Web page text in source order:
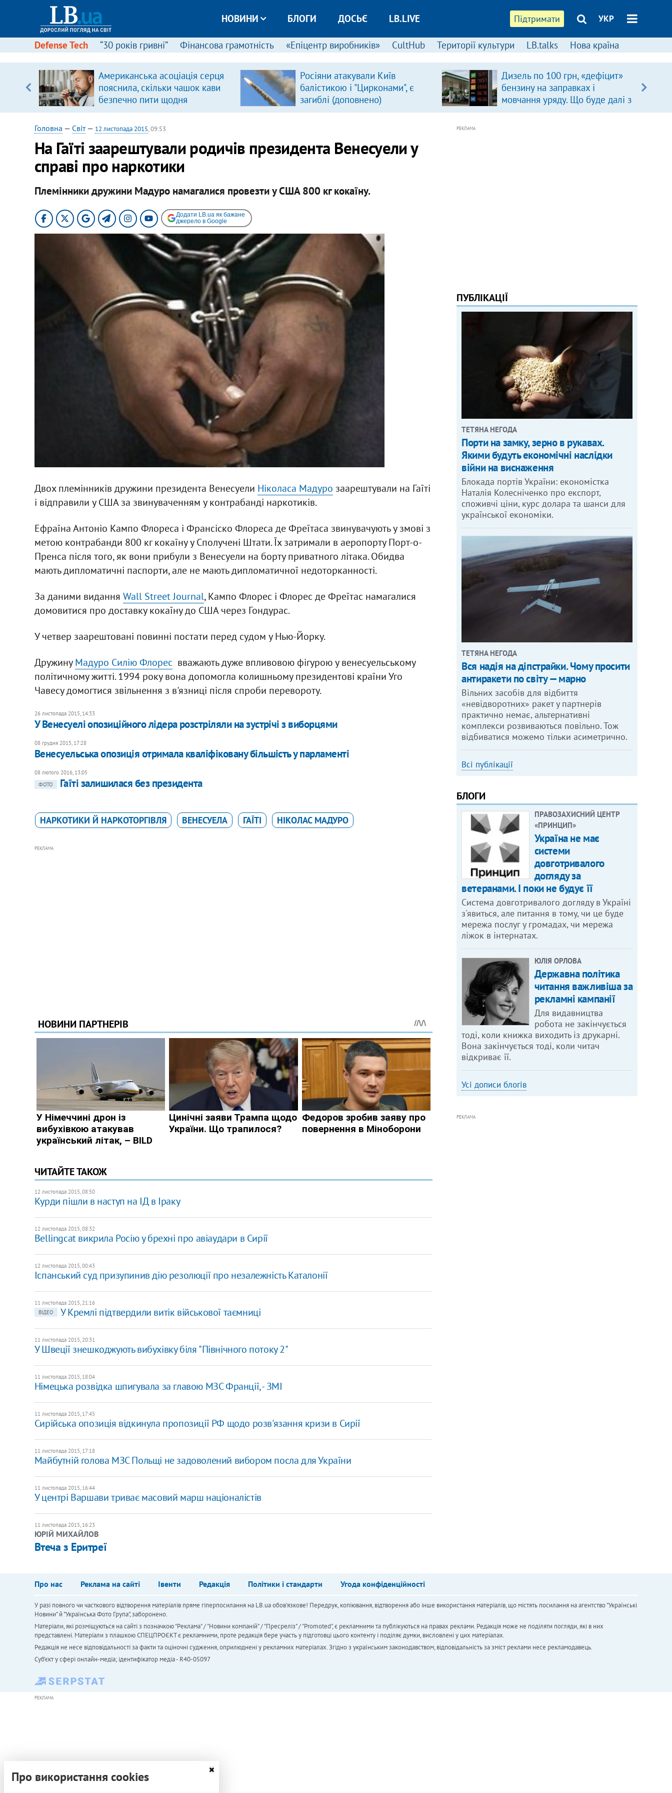
Підтримати УКР
НОВИНИ БЛОГИ ДОСЬЄ LB.LIVE
Defense Tech “30 років гривні” Фінансова грамотність «Епіцентр виробників» CultHub Території культури LB.talks Нова країна
Американська асоціація серця
пояснила, скільки чашок кави
безпечно пити щодня
Росіяни атакували Київ
балістикою і "Цирконами", є
загиблі (доповнено)
Дизель по 100 грн, «дефіцит»
бензину на заправках і
мовчання уряду. Що буде далі з
цінами на пальне?
Головна — Світ— 12 листопада 2015, 09:53
На Гаїті заарештували родичів президента Венесуели у
справі про наркотики
Племінники дружини Мадуро намагалися провезти у США 800 кг кокаїну.
Додати LB.ua як бажане
джерело в Google
Двох племінників дружини президента Венесуели Ніколаса Мадуро заарештували на Гаїті
і відправили у США за звинуваченням у контрабанді наркотиків.
Ефраїна Антоніо Кампо Флореса і Франсіско Флореса де Фреїтаса звинувачують у змові з
метою контрабанди 800 кг кокаїну у Сполучені Штати. Їх затримали в аеропорту Порт-о-
Пренса після того, як вони прибули з Венесуели на борту приватного літака. Обидва
мають дипломатичні паспорти, але не мають дипломатичної недоторканності.
За даними видання Wall Street Journal, Кампо Флорес і Флорес де Фреїтас намагалися
домовитися про доставку кокаїну до США через Гондурас.
У четвер заарештовані повинні постати перед судом у Нью-Йорку.
ДружинуМадуро Силію Флоресвважають дуже впливовою фігурою у венесуельському
політичному житті. 1994 року вона допомогла колишньому президентові країни Уго
Чавесу домогтися звільнення з в'язниці після спроби перевороту.
26 листопада 2015, 14:33
У Венесуелі опозиційного лідера розстріляли на зустрічі з виборцями
08 грудня 2015, 17:28
Венесуельська опозиція отримала кваліфіковану більшість у парламенті
08 лютого 2016, 13:05
ФОТО
Гаїті залишилася без президента
НАРКОТИКИ Й НАРКОТОРГІВЛЯ ВЕНЕСУЕЛА ГАЇТІ НІКОЛАС МАДУРО
РЕКЛАМА
ЧИТАЙТЕ ТАКОЖ
12 листопада 2015, 08:50
Курди пішли в наступ на ІД в Іраку
12 листопада 2015, 08:32
Bellingcat викрила Росію у брехні про авіаудари в Сирії
12 листопада 2015, 00:43
Іспанський суд призупинив дію резолюції про незалежність Каталонії
11 листопада 2015, 21:16
ВІДЕО
У Кремлі підтвердили витік військової таємниці
11 листопада 2015, 20:31
У Швеції знешкоджують вибухівку біля "Північного потоку 2"
11 листопада 2015, 18:04
Німецька розвідка шпигувала за главою МЗС Франції, - ЗМІ
11 листопада 2015, 17:45
Сирійська опозиція відкинула пропозиції РФ щодо розв'язання кризи в Сирії
11 листопада 2015, 17:18
Майбутній голова МЗС Польщі не задоволений вибором посла для України
11 листопада 2015, 16:44
У центрі Варшави триває масовий марш націоналістів
11 листопада 2015, 16:23
ЮРІЙ МИХАЙЛОВ
Втеча з Еритреї
РЕКЛАМА
ПУБЛІКАЦІЇ
ТЕТЯНА НЕГОДА
Порти на замку, зерно в рукавах.
Якими будуть економічні наслідки
війни на виснаження
Блокада портів України: економістка
Наталія Колесніченко про експорт,
споживчі ціни, курс долара та шанси для
української економіки.
ТЕТЯНА НЕГОДА
Вся надія на діпстрайки. Чому просити
антиракети по світу — марно
Вільних засобів для відбиття
«невідворотних» ракет у партнерів
практично немає, альтернативні
комплекси розвиваються повільно. Тож
відбиватися можемо тільки асиметрично.
Всі публікації
БЛОГИ
ПРАВОЗАХИСНИЙ ЦЕНТР
«ПРИНЦИП»
Україна не має
системи
довготривалого
догляду за
ветеранами. І поки не будує її
Система довготривалого догляду в Україні
з'явиться, але питання в тому, чи це буде
мережа послуг у громадах, чи мережа
ліжок в інтернатах.
ЮЛІЯ ОРЛОВА
Державна політика
читання важливіша за
рекламні кампанії
Для видавництва
робота не закінчується
тоді, коли книжка виходить із друкарні.
Вона закінчується тоді, коли читач
відкриває її.
Усі дописи блогів
РЕКЛАМА
Про нас Реклама на сайті Івенти Редакція Політики і стандарти Угода конфіденційності
У разі повного чи часткового відтворення матеріалів пряме гіперпосилання на LB.ua обов'язкове! Передрук, копіювання, відтворення або інше використання матеріалів, що містять посилання на агентство "Українськi
Новини" й "Українська Фото Група", заборонено.
Матеріали, які розміщуються на сайті з позначкою "Реклама" / "Новини компаній" / "Пресреліз" / "Promoted", є рекламними та публікуються на правах реклами. Редакція може не поділяти погляди, які в них
представлені. Матеріали з плашкою СПЕЦПРОЄКТ є рекламними, проте редакція бере участь у підготовці цього контенту і поділяє думки, висловлені у цих матеріалах.
Редакція не несе відповідальності за факти та оціночні судження, оприлюднені у рекламних матеріалах. Згідно з українським законодавством, відповідальність за зміст реклами несе рекламодавець.
Cуб'єкт у сфері онлайн-медіа; ідентифікатор медіа - R40-05097
РЕКЛАМА
Про використання cookies